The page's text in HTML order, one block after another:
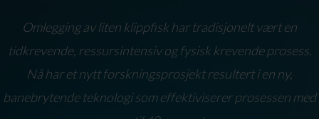
Omlegging av liten klippfisk har tradisjonelt vært en
tidkrevende, ressursintensiv og fysisk krevende prosess.
Nå har et nytt forskningsprosjekt resultert i en ny,
banebrytende teknologi som effektiviserer prosessen med